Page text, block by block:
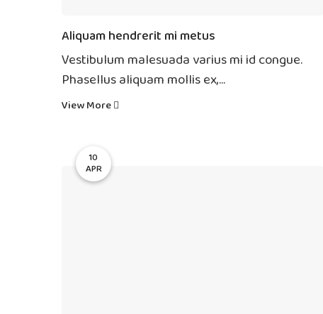
Aliquam hendrerit mi metus
Vestibulum malesuada varius mi id congue.
Phasellus aliquam mollis ex,...
View More
10
APR